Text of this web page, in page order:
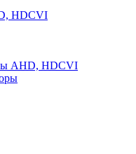
HDCVI
AHD, HDCVI